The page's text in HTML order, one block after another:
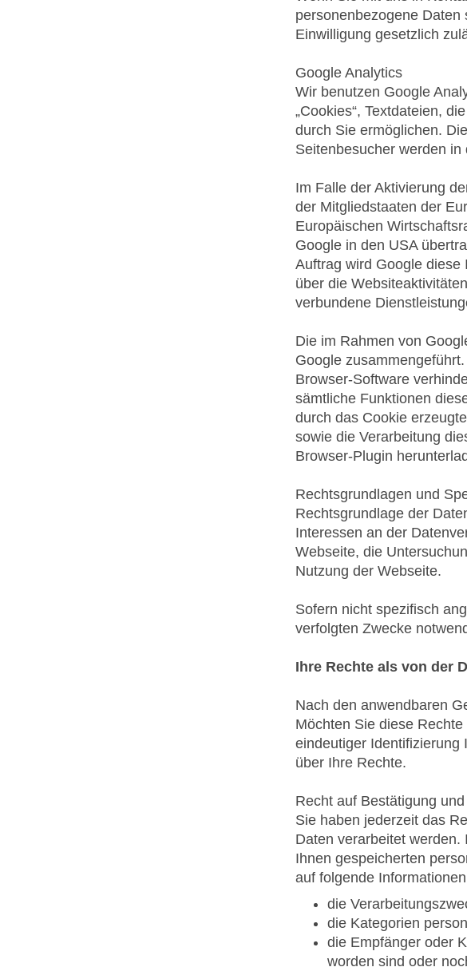
personenbezogene
Einwilligung gesetzlich
Google Analytics
Wir benutzen Google
„Cookies“, Textdateien,
durch Sie ermöglichen.
Seitenbesucher werden
Im Falle der Aktivierung
der Mitgliedstaaten der
Europäischen
Google in den USA
Auftrag wird Google
über die
verbundene
Die im Rahmen von
Google
Browser-Software
sämtliche Funktionen
durch das Cookie
sowie die Verarbeitung
Browser-Plugin
Rechtsgrundlagen und
Rechtsgrundlage der
Interessen an der
Webseite, die
Nutzung der Webseite.
Sofern nicht spezifisch
verfolgten Zwecke
Ihre Rechte als von der
Nach den anwendbaren
Möchten Sie diese
eindeutiger Identifizierung
über Ihre Rechte.
Recht auf Bestätigung
Sie haben jederzeit das
Daten verarbeitet
Ihnen gespeicherten
auf folgende
die
die Kategorien
die Empfänger oder
worden sind oder